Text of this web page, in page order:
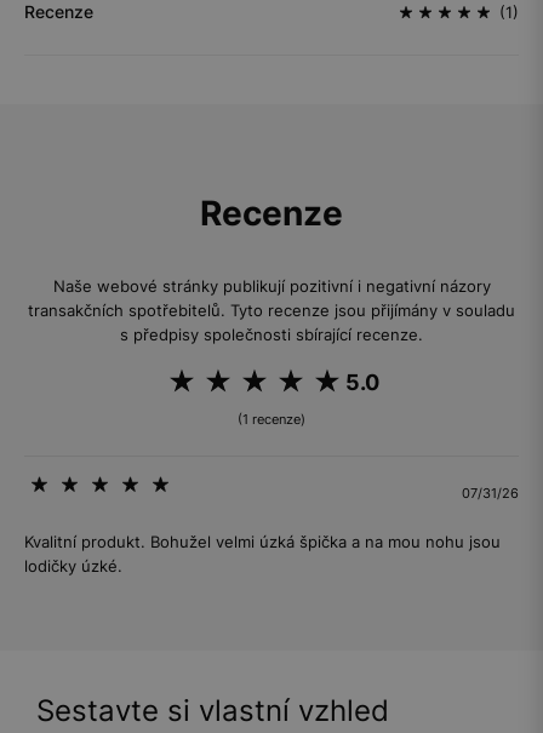
Recenze (1)
Recenze
Naše webové stránky publikují pozitivní i negativní názory
transakčních spotřebitelů. Tyto recenze jsou přijímány v souladu
s předpisy společnosti sbírající recenze.
5.0
(1 recenze)
07/31/26
Kvalitní produkt. Bohužel velmi úzká špička a na mou nohu jsou
lodičky úzké.
Sestavte si vlastní vzhled